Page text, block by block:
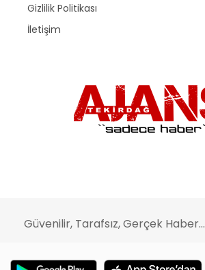
Gizlilik Politikası
İletişim
Güvenilir, Tarafsız, Gerçek Haber...